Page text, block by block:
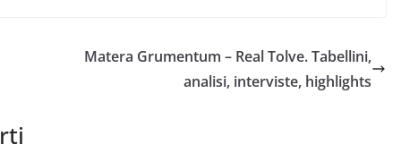
Matera Grumentum – Real Tolve. Tabellini,
analisi, interviste, highlights